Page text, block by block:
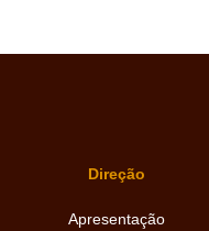
Direção
Apresentação